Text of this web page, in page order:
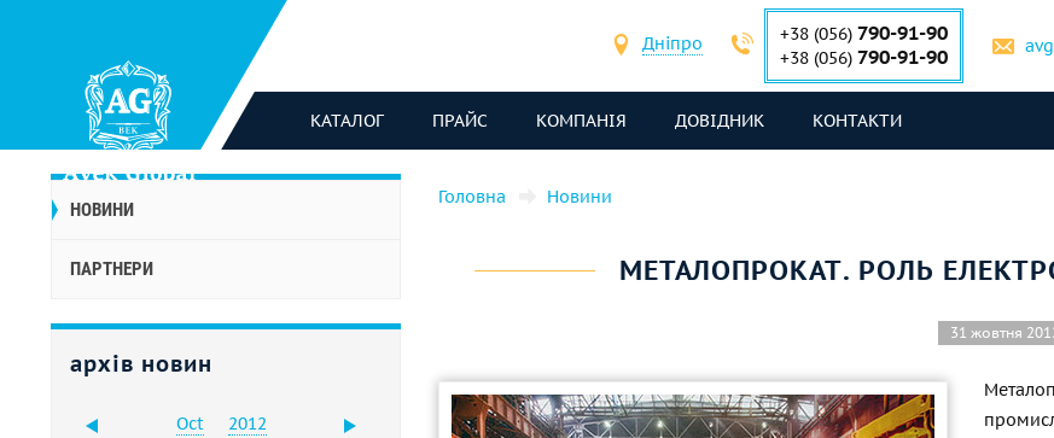
Дніпро +38 (056) 790-91-90
+38 (056) 790-91-90
КАТАЛОГ ПРАЙС КОМПАНІЯ ДОВІДНИК КОНТАКТИ
НОВИНИ
ПАРТНЕРИ
архів новин
Oct 2012
Головна Новини
МЕТАЛОПРОКАТ. РОЛЬ
31 жовтня